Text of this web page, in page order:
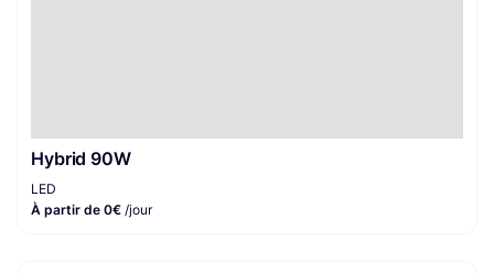
Hybrid 90W
LED
À partir de 0€ /jour